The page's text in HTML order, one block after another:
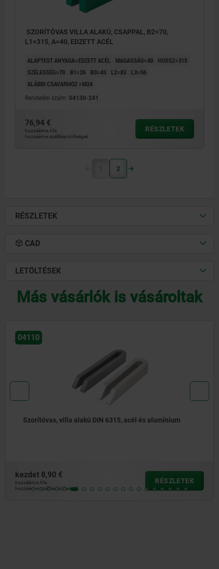
SZORÍTÓVAS VILLA ALAKÚ, CSAPPAL, B2=70,
L1=315, A=40, EDZETT ACÉL
ALAPTEST ANYAGA=EDZETT ACÉL MAGASSÁG=40
HOSSZ=315
SZÉLESSÉG=70
B1=26 B3=43 L2=83
L3=56
ALÁBBI CSAVARHOZ =M24
Rendelési szám: 04130-241
76,94 €
hozzáértve Áfa
hozzáértve szállítási költségek
RÉSZLETEK
1 2
RÉSZLETEK
CAD
LETÖLTÉSEK
Más vásárlók is vásároltak
04110
Szorítóvas, villa alakú DIN 6315, acél és alumínium
kezdet 8,90 €
hozzáértve Áfa
hozzáértve szállítási költségek
RÉSZLETEK